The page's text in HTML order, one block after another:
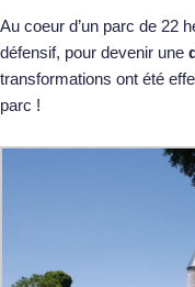
Au coeur d’un parc de 22
défensif, pour devenir une
transformations ont été
parc !